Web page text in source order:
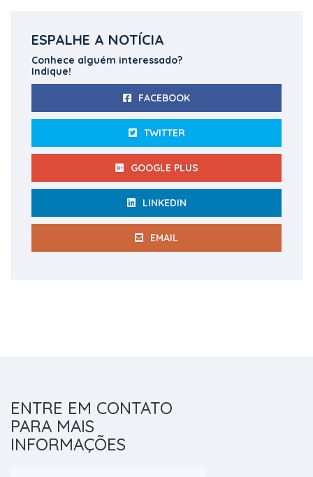
ESPALHE A NOTÍCIA
Conhece alguém interessado?
Indique!
FACEBOOK
TWITTER
GOOGLE PLUS
LINKEDIN
EMAIL
ENTRE EM CONTATO
PARA MAIS
INFORMAÇÕES